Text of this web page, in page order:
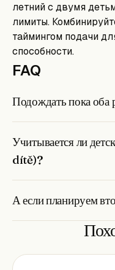
летний с двумя
лимиты.
таймингом подачи
способности.
FAQ
Подождать пока оба
Учитывается ли
dítě)?
А если планируем